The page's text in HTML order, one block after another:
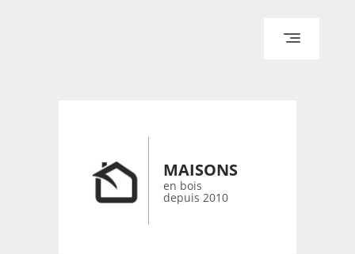
CONTACT
MAISONS
en bois
depuis 2010